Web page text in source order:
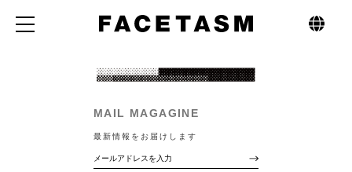
MAIL MAGAGINE
最新情報をお届けします